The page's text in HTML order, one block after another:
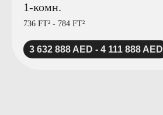
1-комн.
736 FT² - 784 FT²
3 632 888 AED - 4 111 888 AED